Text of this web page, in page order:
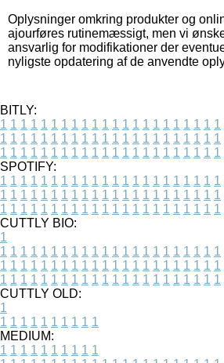
Oplysninger omkring produkter og
ajourføres rutinemæssigt, men vi
ansvarlig for modifikationer der
nyligste opdatering af de anvendte
BITLY:
1 1 1 1 1 1 1 1 1 1 1 1 1 1 1 1 1 1 1 1 1 1
1 1 1 1 1 1 1 1 1 1 1 1 1 1 1 1 1 1 1 1 1 1
1 1 1 1 1 1 1 1 1 1 1 1 1 1 1 1 1 1 1 1 1 1
SPOTIFY:
1 1 1 1 1 1 1 1 1 1 1 1 1 1 1 1 1 1 1 1 1 1
1 1 1 1 1 1 1 1 1 1 1 1 1 1 1 1 1 1 1 1 1 1
1 1 1 1 1 1 1 1 1 1 1 1 1 1 1 1 1 1 1 1 1 1
CUTTLY BIO:
1
1 1 1 1 1 1 1 1 1 1 1 1 1 1 1 1 1 1 1 1 1 1
1 1 1 1 1 1 1 1 1 1 1 1 1 1 1 1 1 1 1 1 1 1
1 1 1 1 1 1 1 1 1 1 1 1 1 1 1 1 1 1 1 1 1 1
CUTTLY OLD:
1
1 1 1 1 1 1 1 1 1 1
MEDIUM:
1 1 1 1 1 1 1 1 1 1